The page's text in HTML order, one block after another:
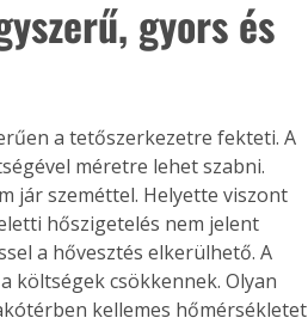
gyors és
a tetőszerkezetre fekteti. A
méretre lehet szabni.
jár szeméttel. Helyette viszont
hőszigetelés nem jelent
a hővesztés elkerülhető. A
költségek csökkennek. Olyan
kellemes hőmérsékletet